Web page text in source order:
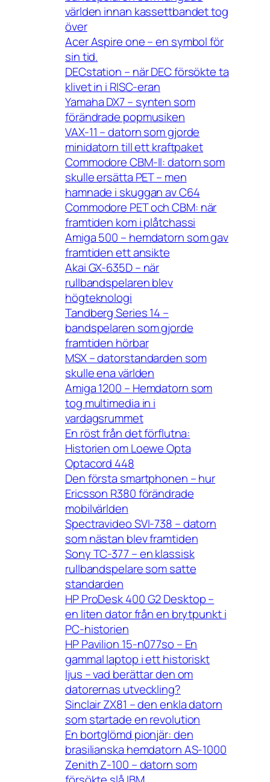
världen innan kassettbandet tog
över
Acer Aspire one – en symbol för
sin tid.
DECstation – när DEC försökte ta
klivet in i RISC-eran
Yamaha DX7 – synten som
förändrade popmusiken
VAX-11 – datorn som gjorde
minidatorn till ett kraftpaket
Commodore CBM-II: datorn som
skulle ersätta PET – men
hamnade i skuggan av C64
Commodore PET och CBM: när
framtiden kom i plåtchassi
Amiga 500 – hemdatorn som gav
framtiden ett ansikte
Akai GX-635D – när
rullbandspelaren blev
högteknologi
Tandberg Series 14 –
bandspelaren som gjorde
framtiden hörbar
MSX – datorstandarden som
skulle ena världen
Amiga 1200 – Hemdatorn som
tog multimedia in i
vardagsrummet
En röst från det förflutna:
Historien om Loewe Opta
Optacord 448
Den första smartphonen – hur
Ericsson R380 förändrade
mobilvärlden
Spectravideo SVI-738 – datorn
som nästan blev framtiden
Sony TC-377 – en klassisk
rullbandspelare som satte
standarden
HP ProDesk 400 G2 Desktop –
en liten dator från en brytpunkt i
PC-historien
HP Pavilion 15-n077so – En
gammal laptop i ett historiskt
ljus – vad berättar den om
datorernas utveckling?
Sinclair ZX81 – den enkla datorn
som startade en revolution
En bortglömd pionjär: den
brasilianska hemdatorn AS-1000
Zenith Z-100 – datorn som